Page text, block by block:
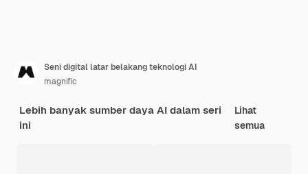
Seni digital latar belakang teknologi AI
magnific
Lebih banyak sumber daya AI dalam seri
ini
Lihat
semua